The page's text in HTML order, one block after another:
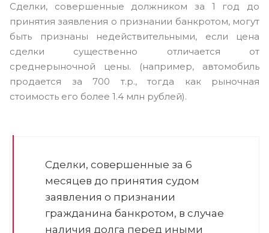
Сделки, совершенные должником за 1 год до
принятия заявления о признании банкротом, могут
быть признаны недействительными, если цена
сделки существенно отличается от
среднерыночной цены. (например, автомобиль
продается за 700 т.р., тогда как рыночная
стоимость его более 1.4 млн рублей).
Сделки, совершенные за 6
месяцев до принятия судом
заявления о признании
гражданина банкротом, в случае
наличия долга перед иными